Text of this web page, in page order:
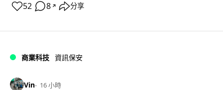
52 8 ↗ 分享
商業科技 資訊保安
Vin 16 小時